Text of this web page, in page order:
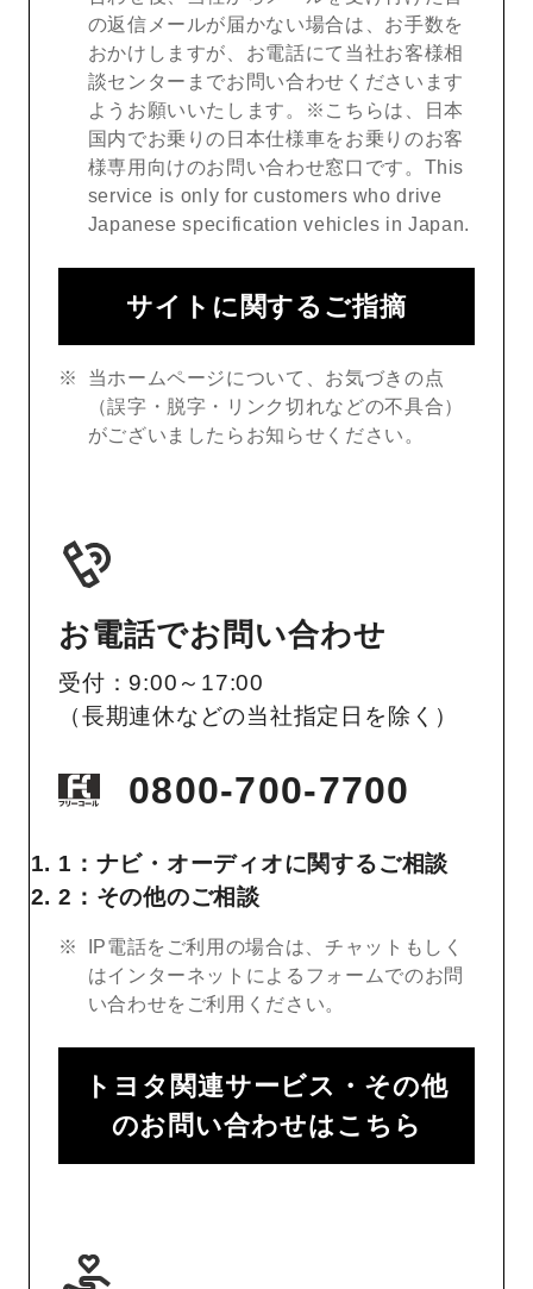
の返信メールが届かない場合は、お手数を
おかけしますが、お電話にて当社お客様相
談センターまでお問い合わせくださいます
ようお願いいたします。※こちらは、日本
国内でお乗りの日本仕様車をお乗りのお客
様専用向けのお問い合わせ窓口です。This
service is only for customers who drive
Japanese specification vehicles in Japan.
サイトに関するご指摘
当ホームページについて、お気づきの点
（誤字・脱字・リンク切れなどの不具合）
がございましたらお知らせください。
お電話でお問い合わせ
受付：9:00～17:00
（長期連休などの当社指定日を除く）
0800-700-7700
1：ナビ・オーディオに関するご相談
2：その他のご相談
IP電話をご利用の場合は、チャットもしく
はインターネットによるフォームでのお問
い合わせをご利用ください。
トヨタ関連サービス・その他
のお問い合わせはこちら